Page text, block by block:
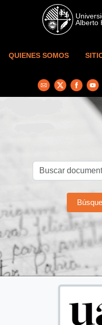
Skip to main content
QUIENES SOMOS